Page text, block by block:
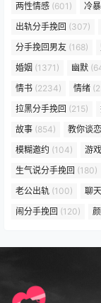
两性情感 (601) 冷
出轨分手挽回 (307)
分手挽回男友 (168)
婚姻 (1371) 幽默
情书 (2234) 情绪
拉黑分手挽回 (215)
故事 (854) 教你谈
模糊邀约 (104) 游戏
生气说分手挽回 (180)
老公出轨 (100) 聊
闹分手挽回 (120)